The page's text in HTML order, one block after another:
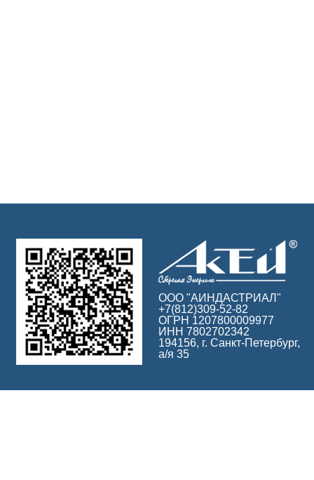
ООО "АИНДАСТРИАЛ"
+7(812)309-52-82
ОГРН 1207800009977
ИНН 7802702342
194156, г. Санкт-Петербург,
а/я 35